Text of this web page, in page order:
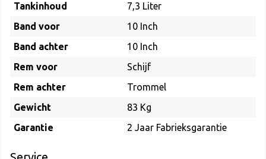
Tankinhoud
7,3 Liter
Band voor
10 Inch
Band achter
10 Inch
Rem voor
Schijf
Rem achter
Trommel
Gewicht
83 Kg
Garantie
2 Jaar Fabrieksgarantie